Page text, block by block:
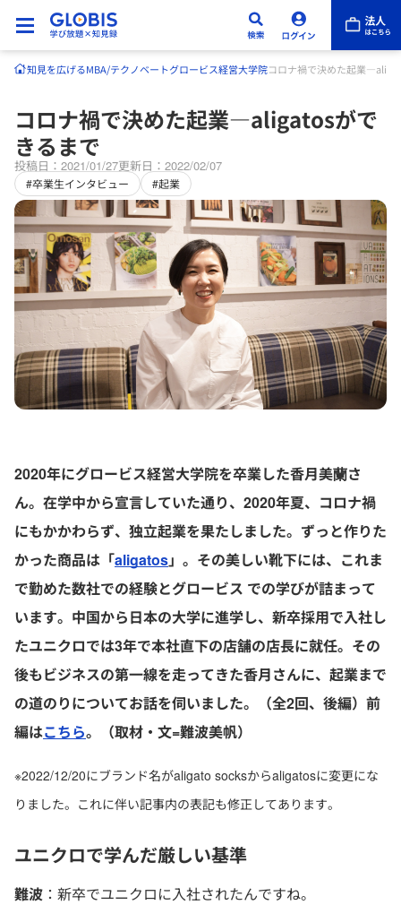
知見を広げるMBA/テクノベートグロービス経営大学院コロナ禍で決めた起業
コロナ禍で決めた起業―aligatosがで
きるまで
投稿日：2021/01/27更新日：2022/02/07
#卒業生インタビュー #起業
2020年にグロービス経営大学院を卒業した香月美蘭さ
ん。在学中から宣言していた通り、2020年夏、コロナ禍
にもかかわらず、独立起業を果たしました。ずっと作りた
かった商品は「aligatos」。その美しい靴下には、これま
で勤めた数社での経験とグロービス での学びが詰まって
います。中国から日本の大学に進学し、新卒採用で入社し
たユニクロでは3年で本社直下の店舗の店長に就任。その
後もビジネスの第一線を走ってきた香月さんに、起業まで
の道のりについてお話を伺いました。（全2回、後編）前
編はこちら。（取材・文=難波美帆）
※2022/12/20にブランド名がaligato socksからaligatosに変更にな
りました。これに伴い記事内の表記も修正してあります。
ユニクロで学んだ厳しい基準
難波 ：新卒でユニクロに入社されたんですね。